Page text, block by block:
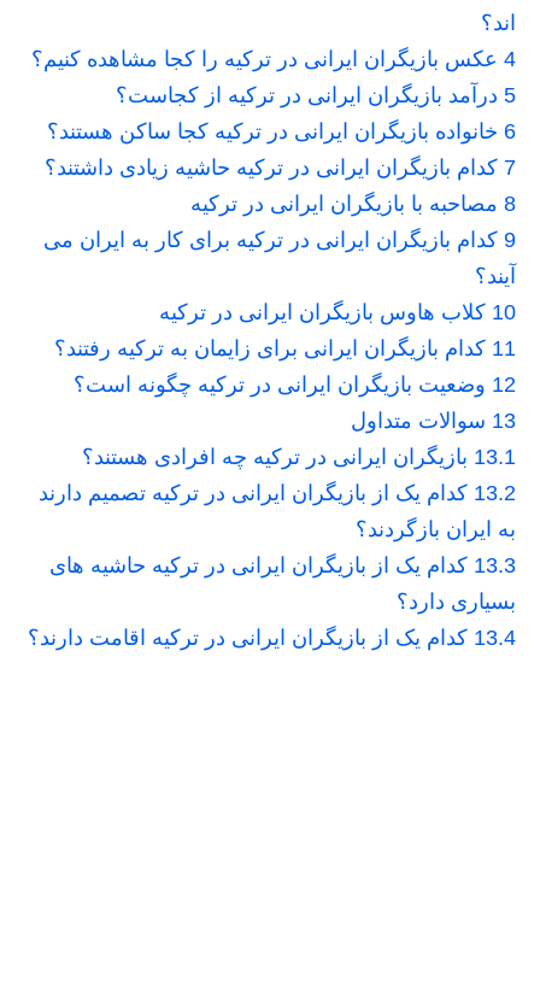
اند؟
4 عکس بازیگران ایرانی در ترکیه را کجا مشاهده کنیم؟
5 درآمد بازیگران ایرانی در ترکیه از کجاست؟
6 خانواده بازیگران ایرانی در ترکیه کجا ساکن هستند؟
7 کدام بازیگران ایرانی در ترکیه حاشیه زیادی داشتند؟
8 مصاحبه با بازیگران ایرانی در ترکیه
9 کدام بازیگران ایرانی در ترکیه برای کار به ایران می
آیند؟
10 کلاب هاوس بازیگران ایرانی در ترکیه
11 کدام بازیگران ایرانی برای زایمان به ترکیه رفتند؟
12 وضعیت بازیگران ایرانی در ترکیه چگونه است؟
13 سوالات متداول
13.1 بازیگران ایرانی در ترکیه چه افرادی هستند؟
13.2 کدام یک از بازیگران ایرانی در ترکیه تصمیم دارند
به ایران بازگردند؟
13.3 کدام یک از بازیگران ایرانی در ترکیه حاشیه های
بسیاری دارد؟
13.4 کدام یک از بازیگران ایرانی در ترکیه اقامت دارند؟